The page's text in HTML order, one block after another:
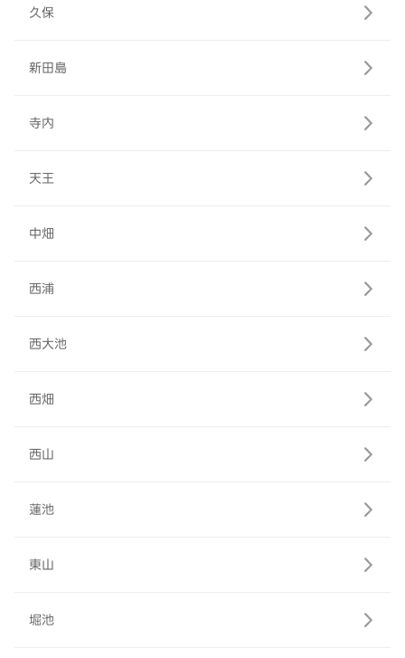
久保
新田島
寺内
天王
中畑
西浦
西大池
西畑
西山
蓮池
東山
堀池